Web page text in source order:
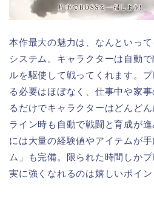
本作最大の魅力は、なんといっ
システム。キャラクターは自動
ルを駆使して戦ってくれます。
る必要はほぼなく、仕事中や家
るだけでキャラクターはどんど
ライン時も自動で戦闘と育成が
には大量の経験値やアイテムが
ム」も完備。限られた時間しか
実に強くなれるのは嬉しいポイン